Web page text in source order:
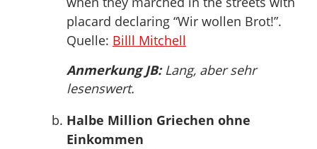
placard declaring “Wir wollen Brot!”.
Quelle: Billl Mitchell
Anmerkung JB:Lang, aber sehr
lesenswert.
Halbe Million Griechen ohne
Einkommen